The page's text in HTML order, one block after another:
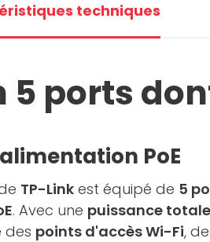
techniques
5 ports
PoE
TP-Link est équipé de 5
. Avec une puissance
des points d'accès Wi-Fi,